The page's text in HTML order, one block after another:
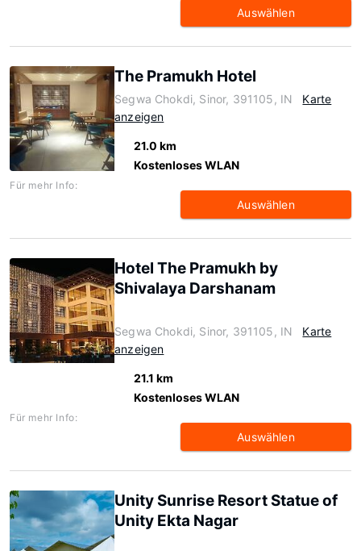
Auswählen
The Pramukh Hotel
Segwa Chokdi, Sinor, 391105, IN
Karte
anzeigen
21.0 km
Kostenloses WLAN
Für mehr Info:
Auswählen
Hotel The Pramukh by
Shivalaya Darshanam
Segwa Chokdi, Sinor, 391105, IN
Karte
anzeigen
21.1 km
Kostenloses WLAN
Für mehr Info:
Auswählen
Unity Sunrise Resort Statue of
Unity Ekta Nagar